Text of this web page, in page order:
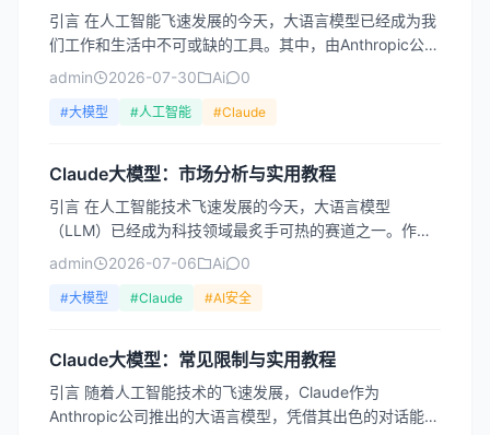
引言 在人工智能飞速发展的今天，大语言模型已经成为我
们工作和生活中不可或缺的工具。其中，由Anthropic公司
开发的Claude系列模型，以其独特的“宪法AI...
admin 2026-07-30 Ai 0
#大模型 #人工智能 #Claude
Claude大模型：市场分析与实用教程
引言 在人工智能技术飞速发展的今天，大语言模型
（LLM）已经成为科技领域最炙手可热的赛道之一。作为
这一领域的佼佼者，Anthropic公司开发的Claude系列...
admin 2026-07-06 Ai 0
#大模型 #Claude #AI安全
Claude大模型：常见限制与实用教程
引言 随着人工智能技术的飞速发展，Claude作为
Anthropic公司推出的大语言模型，凭借其出色的对话能